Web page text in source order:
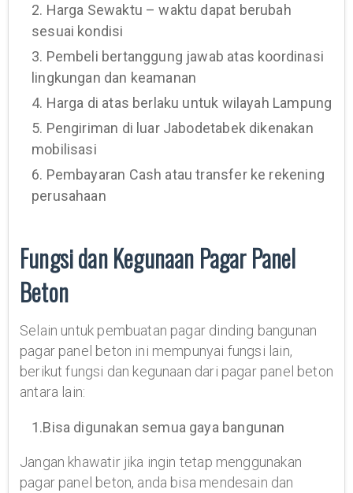
2. Harga Sewaktu – waktu dapat berubah
sesuai kondisi
3. Pembeli bertanggung jawab atas koordinasi
lingkungan dan keamanan
4. Harga di atas berlaku untuk wilayah Lampung
5. Pengiriman di luar Jabodetabek dikenakan
mobilisasi
6. Pembayaran Cash atau transfer ke rekening
perusahaan
Fungsi dan Kegunaan Pagar Panel
Beton
Selain untuk pembuatan pagar dinding bangunan
pagar panel beton ini mempunyai fungsi lain,
berikut fungsi dan kegunaan dari pagar panel beton
antara lain:
1.Bisa digunakan semua gaya bangunan
Jangan khawatir jika ingin tetap menggunakan
pagar panel beton, anda bisa mendesain dan